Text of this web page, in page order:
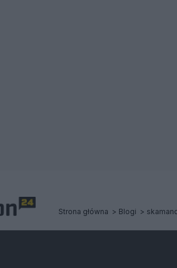
Strona główna Blogi